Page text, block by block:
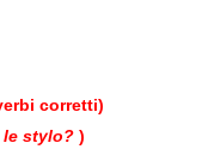
corretti)
le stylo? )